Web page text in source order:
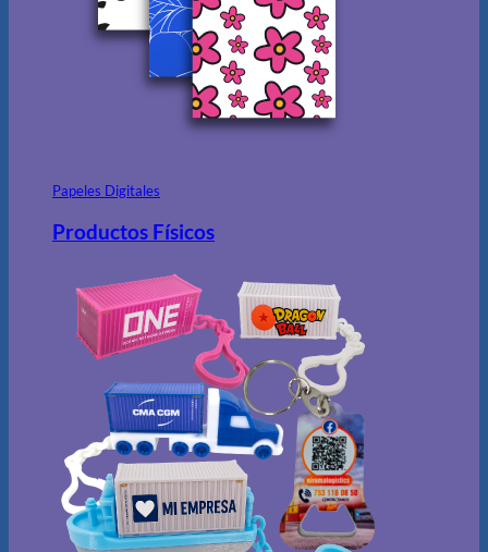
Papeles Digitales
Productos Físicos